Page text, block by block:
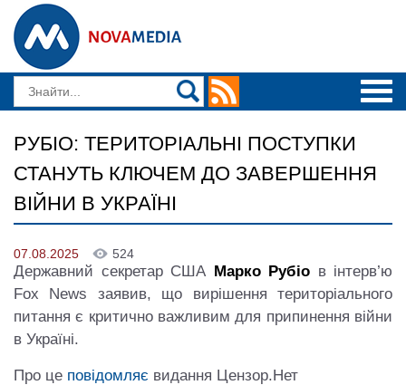
РУБІО: ТЕРИТОРІАЛЬНІ ПОСТУПКИ
СТАНУТЬ КЛЮЧЕМ ДО ЗАВЕРШЕННЯ
ВІЙНИ В УКРАЇНІ
07.08.2025 524
Державний секретар США Марко Рубіо в інтерв’ю
Fox News заявив, що вирішення територіального
питання є критично важливим для припинення війни
в Україні.
Про це повідомляє видання Цензор.Нет